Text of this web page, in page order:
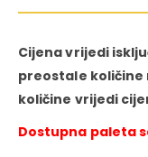
Cijena vrijedi
preostale količine
količine vrijedi
Dostupna paleta